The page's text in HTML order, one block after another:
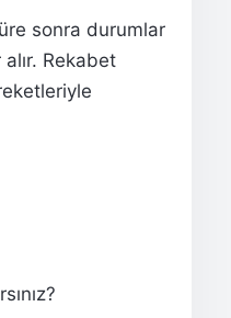
sonra durumlar
Rekabet